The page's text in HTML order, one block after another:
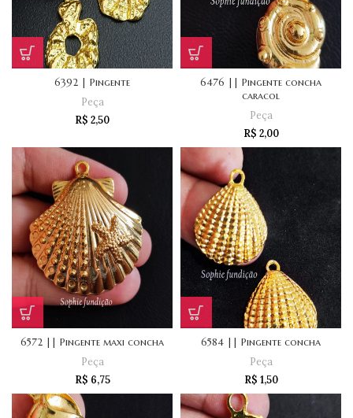
6392 | Pingente
Peça
R$ 2,50
6476 || Pingente concha
caracol
Peça
R$ 2,00
6572 || Pingente maxi concha
Peça
R$ 6,75
6584 || Pingente concha
Peça
R$ 1,50